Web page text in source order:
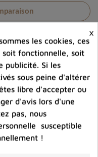
sur ce produit
ce que vous
×
les cookies, ces
soit fonctionnelle, soit
publicité. Si les
sous peine d'altérer
libre d'accepter ou
d'avis lors d'une
pas, nous
susceptible
!